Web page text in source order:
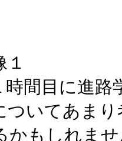
間目に進路
ついてあま
かもしれま